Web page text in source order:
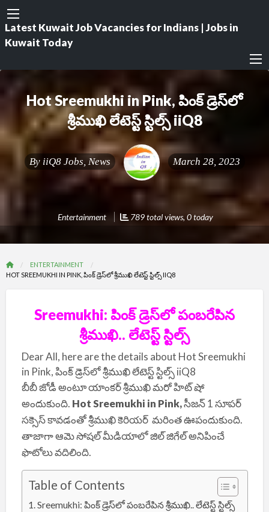
Latest Kuwait Job Vacancies for Indians | Jobs in
Kuwait Today
Hot Sreemukhi in Pink, పింక్ డ్రెస్‌లో
శ్రీముఖి లేటెస్ట్ స్టిల్స్ iiQ8
By iiQ8 Jobs, News March 28, 2023
Entertainment 789 total views, 0 today
ENTERTAINMENT
HOT SREEMUKHI IN PINK, పింక్ డ్రెస్‌లో శ్రీముఖి లేటెస్ట్ స్టిల్స్ IIQ8
Sreemukhi: పింక్ డ్రెస్‌లో పంబరేపిన
శ్రీముఖి.. లేటెస్ట్ స్టిల్స్
Dear All, here are the details about Hot Sreemukhi
in Pink, పింక్ డ్రెస్‌లో శ్రీముఖి లేటెస్ట్ స్టిల్స్ iiQ8
బీబీ జోడీ అంటూ యాంకర్ శ్రీముఖి మరో హిట్ షో
అందుకుంది. Hot Sreemukhi in Pink,సీజన్ 1 సూపర్
సక్సెస్ కావడంతో శ్రీముఖి కెరియర్ మరింత ఊపందుకుంది.
తాజాగా ఆమె సోషల్ మీడియాలో జిల్ జిగేల్ అనిపించే
ఫొటోలు వదిలింది.
Table of Contents
Sreemukhi: పింక్ డ్రెస్‌లో పంబరేపిన శ్రీముఖి.. లేటెస్ట్ స్టిల్స్